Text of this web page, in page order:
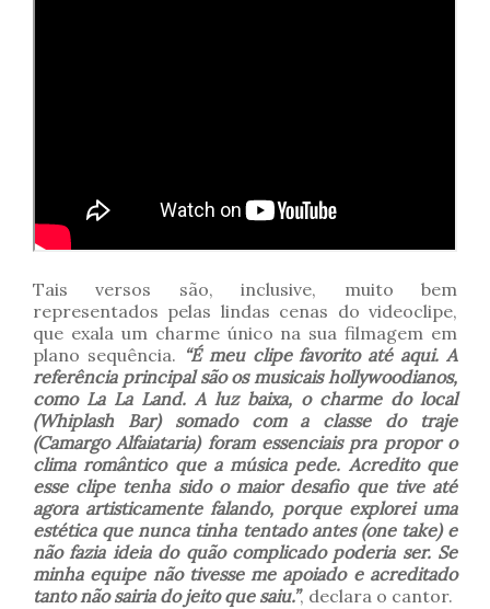
Tais versos são, inclusive, muito bem
representados pelas lindas cenas do videoclipe,
que exala um charme único na sua filmagem em
plano sequência. “É meu clipe favorito até aqui. A
referência principal são os musicais hollywoodianos,
como La La Land. A luz baixa, o charme do local
(Whiplash Bar) somado com a classe do traje
(Camargo Alfaiataria) foram essenciais pra propor o
clima romântico que a música pede. Acredito que
esse clipe tenha sido o maior desafio que tive até
agora artisticamente falando, porque explorei uma
estética que nunca tinha tentado antes (one take) e
não fazia ideia do quão complicado poderia ser. Se
minha equipe não tivesse me apoiado e acreditado
tanto não sairia do jeito que saiu.”, declara o cantor.